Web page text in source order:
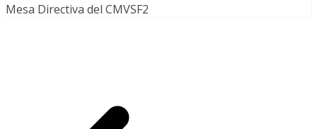
Mesa Directiva del CMVSF2